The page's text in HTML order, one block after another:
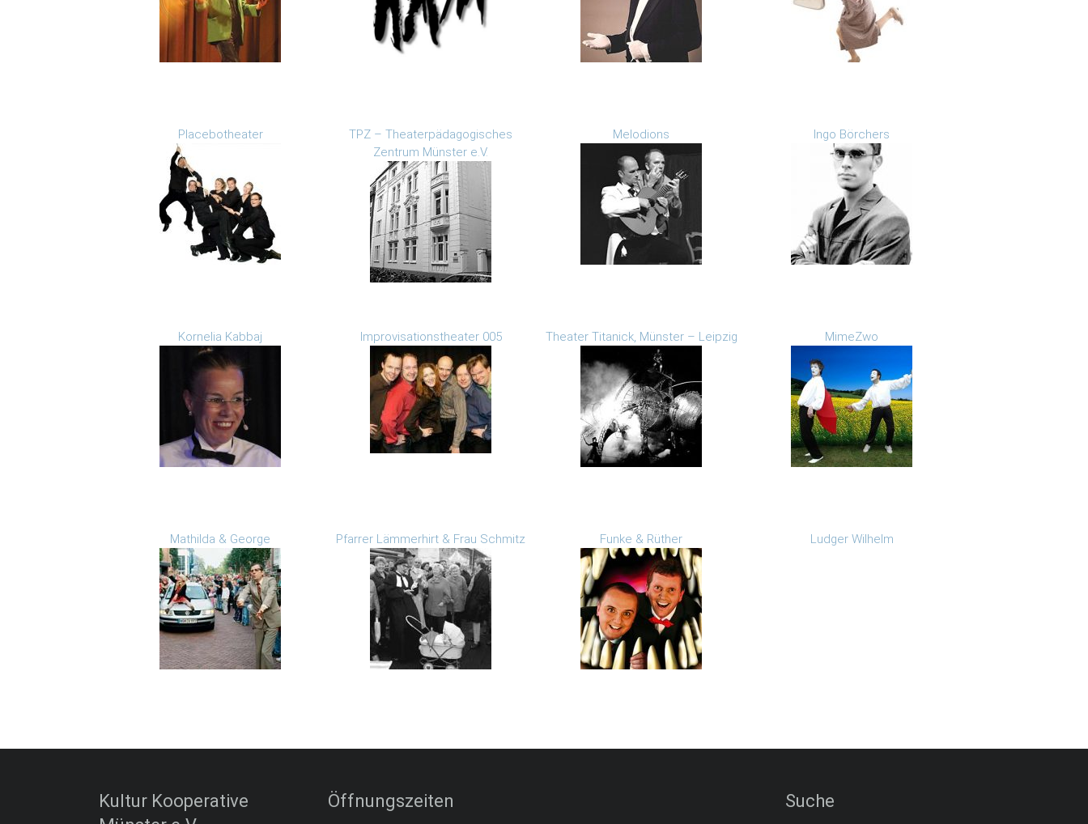
Placebotheater
TPZ – Theaterpädagogisches
Zentrum Münster e.V.
Melodions Ingo Börchers
Kornelia Kabbaj Improvisationstheater 005 Theater Titanick, Münster – Leipzig MimeZwo
Mathilda & George Pfarrer Lämmerhirt & Frau Schmitz Funke & Rüther Ludger Wilhelm
Kultur Kooperative
Öffnungszeiten Suche